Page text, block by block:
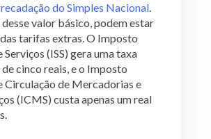
do Simples Nacional.
valor básico, podem estar
tarifas extras. O Imposto
Serviços (ISS) gera uma taxa
cinco reais, e o Imposto
Circulação de Mercadorias e
(ICMS) custa apenas um real